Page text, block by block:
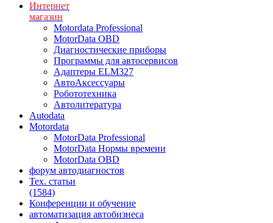
Интернет
магазин
Motordata Professional
MotorData OBD
Диагностические приборы
Программы для автосервисов
Адаптеры ELM327
АвтоАксессуары
Робототехника
Автолитература
Autodata
Motordata
MotorData Professional
MotorData Нормы времени
MotorData OBD
форум автодиагностов
Тех. статьи
(1584)
Конференции и обучение
автоматизация автобизнеса